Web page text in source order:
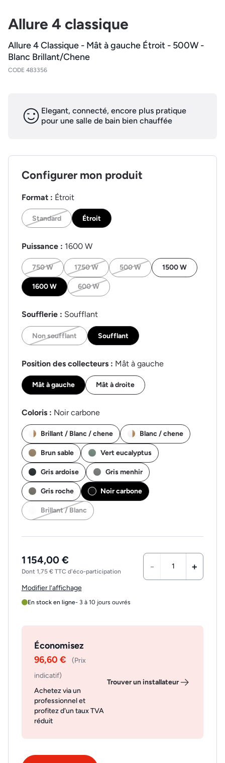
Allure 4 classique
Allure 4 Classique - Mât à gauche Étroit - 500W -
Blanc Brillant/Chene
CODE 483356
Elegant, connecté, encore plus pratique
pour une salle de bain bien chauffée
Configurer mon produit
Format : Étroit
Standard Étroit
Puissance : 1600 W
750 W 1750 W 500 W 1500 W
1600 W 600 W
Soufflerie : Soufflant
Non soufflant Soufflant
Position des collecteurs : Mât à gauche
Mât à gauche Mât à droite
Coloris : Noir carbone
Brillant / Blanc / chene Blanc / chene
Brun sable Vert eucalyptus
Gris ardoise Gris menhir
Gris roche Noir carbone
Brillant / Blanc
1 154,00 €
Dont 1,75 € TTC d'éco-participation - +
Modifier l’affichage
En stock en ligne- 3 à 10 jours ouvrés
Économisez
96,60 €
(Prix
indicatif)
Achetez via un
professionnel et
profitez d'un taux TVA
réduit
Trouver un installateur